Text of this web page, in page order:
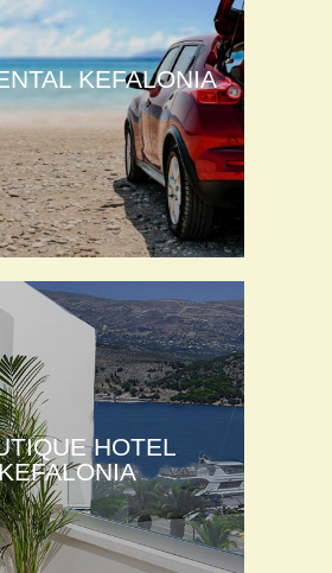
KEFALONIA
HOTEL